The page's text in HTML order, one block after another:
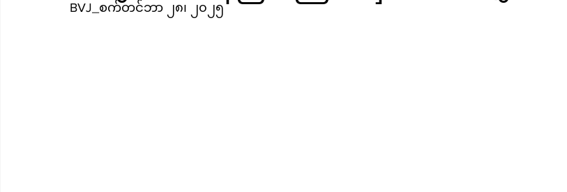
BVJ_စက်တင်ဘာ ၂၈၊ ၂၀၂၅